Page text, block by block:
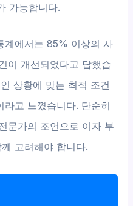
가능합니다.
계에서는 85% 이상의 사
이 개선되었다고 답했습
상황에 맞는 최적 조건
고 느꼈습니다. 단순히
문가의 조언으로 이자 부
고려해야 합니다.